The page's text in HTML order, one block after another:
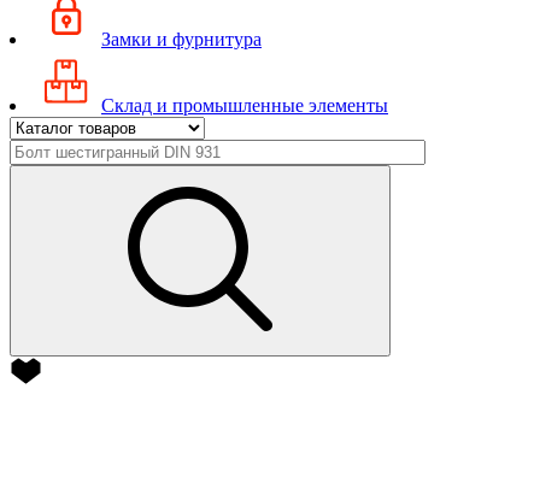
Замки и фурнитура
Склад и промышленные элементы